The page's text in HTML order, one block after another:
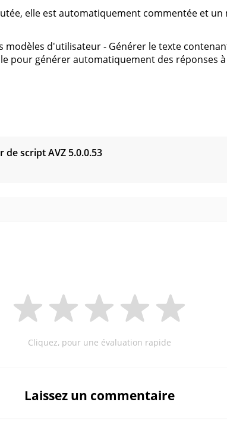
elle est automatiquement commentée et un
modèles d'utilisateur - Générer le texte
pour générer automatiquement des réponses
de script AVZ 5.0.0.53
Cliquez, pour une évaluation rapide
Laissez un commentaire